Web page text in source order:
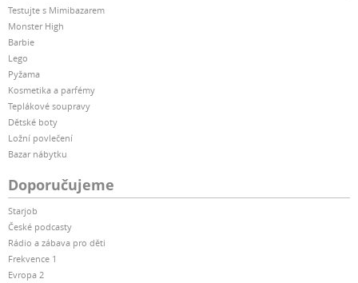
Testujte s Mimibazarem
Monster High
Barbie
Lego
Pyžama
Kosmetika a parfémy
Teplákové soupravy
Dětské boty
Ložní povlečení
Bazar nábytku
Doporučujeme
Starjob
České podcasty
Rádio a zábava pro děti
Frekvence 1
Evropa 2